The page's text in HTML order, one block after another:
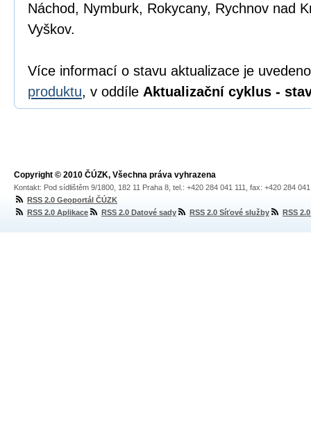
Náchod, Nymburk, Rokycany, Rychnov nad
Vyškov.
Více informací o stavu aktualizace je
produktu, v oddíle Aktualizační cyklus -
Copyright © 2010 ČÚZK, Všechna práva vyhrazena
Kontakt: Pod sídlištěm 9/1800, 182 11 Praha 8, tel.: +420 284 041 111, fax: +420 284
RSS 2.0 Geoportál ČÚZK
RSS 2.0 Aplikace
RSS 2.0 Datové sady RSS 2.0 Síťové služby RSS